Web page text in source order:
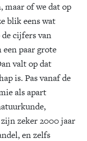
maar of we dat op
blik eens wat
cijfers van
een paar grote
valt op dat
is. Pas vanaf de
als apart
zeker 2000 jaar
en zelfs